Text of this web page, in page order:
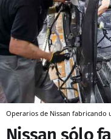
Operarios de Nissan fabricando